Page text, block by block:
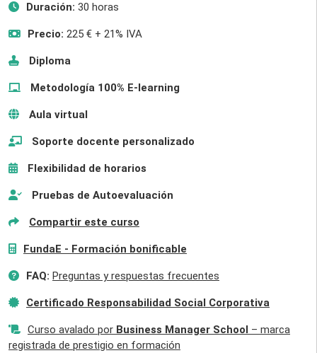
Duración: 30 horas
Precio: 225 € + 21% IVA
Diploma
Metodología 100% E-learning
Aula virtual
Soporte docente personalizado
Flexibilidad de horarios
Pruebas de Autoevaluación
Compartir este curso
FundaE - Formación bonificable
FAQ: Preguntas y respuestas frecuentes
Certificado Responsabilidad Social Corporativa
Curso avalado por Business Manager School – marca
registrada de prestigio en formación